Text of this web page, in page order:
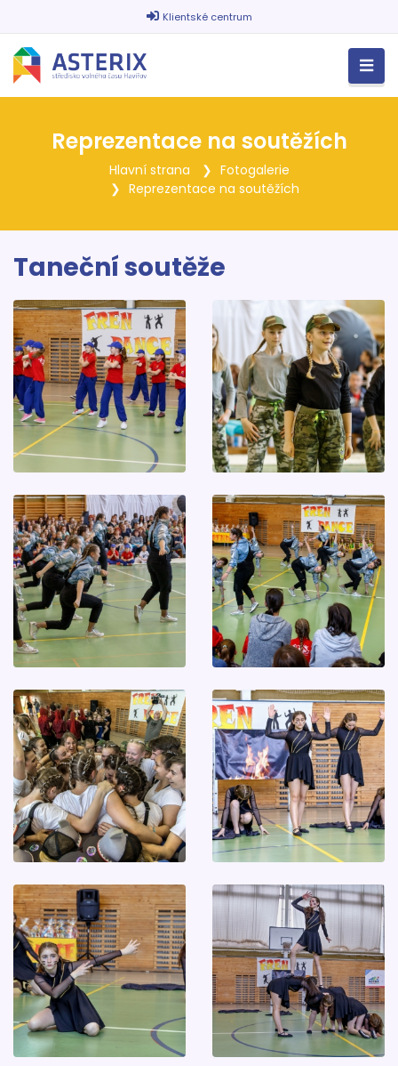
Klientské centrum
Reprezentace na soutěžích
Hlavní strana
Fotogalerie
Reprezentace na soutěžích
Taneční soutěže